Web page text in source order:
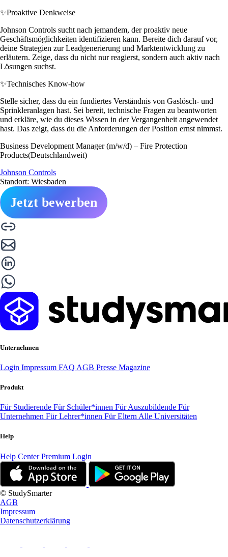
✨Proaktive Denkweise
Johnson Controls sucht nach jemandem, der proaktiv neue
Geschäftsmöglichkeiten identifizieren kann. Bereite dich darauf vor,
deine Strategien zur Leadgenerierung und Marktentwicklung zu
erläutern. Zeige, dass du nicht nur reagierst, sondern auch aktiv nach
Lösungen suchst.
✨Technisches Know-how
Stelle sicher, dass du ein fundiertes Verständnis von Gaslösch- und
Sprinkleranlagen hast. Sei bereit, technische Fragen zu beantworten
und erkläre, wie du dieses Wissen in der Vergangenheit angewendet
hast. Das zeigt, dass du die Anforderungen der Position ernst nimmst.
Business Development Manager (m/w/d) – Fire Protection
Products(Deutschlandweit)
Johnson Controls
Standort: Wiesbaden
Jetzt bewerben
Unternehmen
Login Impressum FAQ AGB Presse Magazine
Produkt
Für Studierende Für Schüler*innen Für Auszubildende Für
Unternehmen Für Lehrer*innen Für Eltern Alle Universitäten
Help
Help CenterPremium Login
© StudySmarter
AGB
Impressum
Datenschutzerklärung